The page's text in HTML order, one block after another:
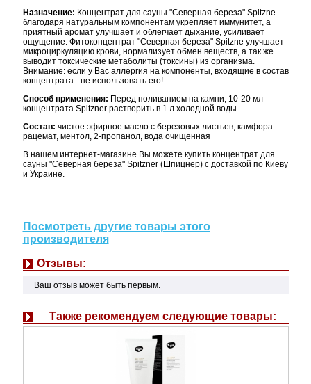
Назначение: Концентрат для сауны "Северная береза" Spitzne
благодаря натуральным компонентам укрепляет иммунитет, а
приятный аромат улучшает и облегчает дыхание, усиливает
ощущение. Фитоконцентрат "Северная береза" Spitzne улучшает
микроциркуляцию крови, нормализует обмен веществ, а так же
выводит токсические метаболиты (токсины) из организма.
Внимание: если у Вас аллергия на компоненты, входящие в состав
концентрата - не использовать его!
Способ применения: Перед поливанием на камни, 10-20 мл
концентрата Spitzner растворить в 1 л холодной воды.
Состав: чистое эфирное масло с березовых листьев, камфора
рацемат, ментол, 2-пропанол, вода очищенная
В нашем интернет-магазине Вы можете купить концентрат для
сауны "Северная береза" Spitzner (Шпицнер) с доставкой по Киеву
и Украине.
Посмотреть другие товары этого
производителя
Отзывы:
Ваш отзыв может быть первым.
Также рекомендуем следующие товары: